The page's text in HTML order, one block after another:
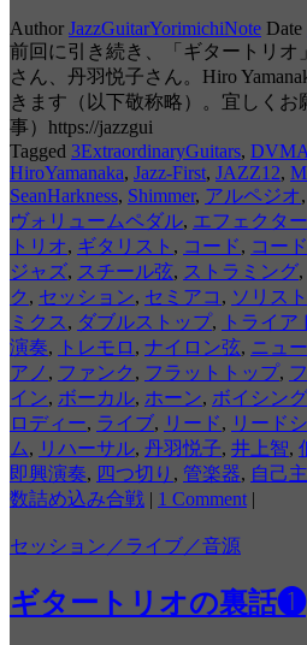
Author JazzGuitarYorimichiNote Date
前回に引き続き、「ギタートリオ
さん、丹羽悦子さん。Hiro
きます（以下敬称略）。宜しく
事）https://jazzgui
Tagged 3ExtraordinaryGuitars,
HiroYamanaka, Jazz-First, JAZZ12,
SeanHarkness, Shimmer, アルペジオ,
ヴォリュームペダル, エフェクター
トリオ, ギタリスト , コード, コー
ジャズ, スチール弦, ストラミング,
ク , セッション, セミアコ , ソリスト
ミクス , ダブルストップ, トライア
演奏, トレモロ , ナイロン弦, ニュ
アノ , ファンク , フラットトップ,
イン, ボーカル, ホーン, ボイシング
ロディー, ライブ, リード, リード
ム, リハーサル, 丹羽悦子, 井上智,
即興演奏, 四つ切り , 管楽器, 自己
数詰め込み合戦 | 1 Comment |
セッション／ライブ／音源
ギタートリオの裏話❶